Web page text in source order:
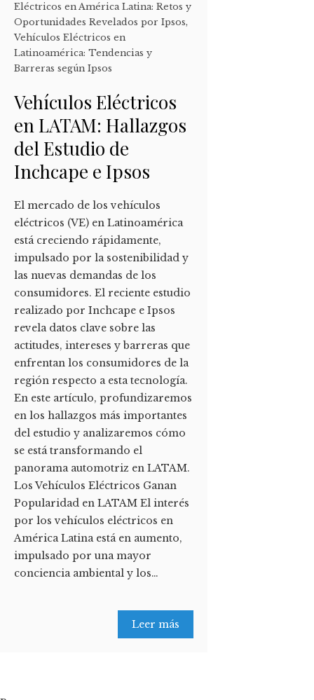
Eléctricos en América Latina: Retos y
Oportunidades Revelados por Ipsos,
Vehículos Eléctricos en
Latinoamérica: Tendencias y
Barreras según Ipsos
Vehículos Eléctricos
en LATAM: Hallazgos
del Estudio de
Inchcape e Ipsos
El mercado de los vehículos
eléctricos (VE) en Latinoamérica
está creciendo rápidamente,
impulsado por la sostenibilidad y
las nuevas demandas de los
consumidores. El reciente estudio
realizado por Inchcape e Ipsos
revela datos clave sobre las
actitudes, intereses y barreras que
enfrentan los consumidores de la
región respecto a esta tecnología.
En este artículo, profundizaremos
en los hallazgos más importantes
del estudio y analizaremos cómo
se está transformando el
panorama automotriz en LATAM.
Los Vehículos Eléctricos Ganan
Popularidad en LATAM El interés
por los vehículos eléctricos en
América Latina está en aumento,
impulsado por una mayor
conciencia ambiental y los…
Leer más